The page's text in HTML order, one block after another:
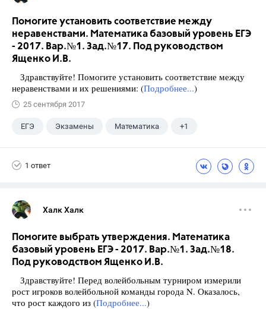
Помогите установить соответствие между
неравенствами. Математика базовый уровень ЕГЭ
- 2017. Вар.№1. Зад.№17. Под руководством
Ященко И.В.
Здравствуйте! Помогите установить соответствие между
неравенствами и их решениями: (Подробнее...)
25 сентября 2017
ЕГЭ Экзамены Математика +1
1 ответ
Халк Халк
Помогите выбрать утверждения. Математика
базовый уровень ЕГЭ - 2017. Вар.№1. Зад.№18.
Под руководством Ященко И.В.
Здравствуйте! Перед волейбольным турниром измерили
рост игроков волейбольной команды города N. Оказалось,
что рост каждого из (Подробнее...)